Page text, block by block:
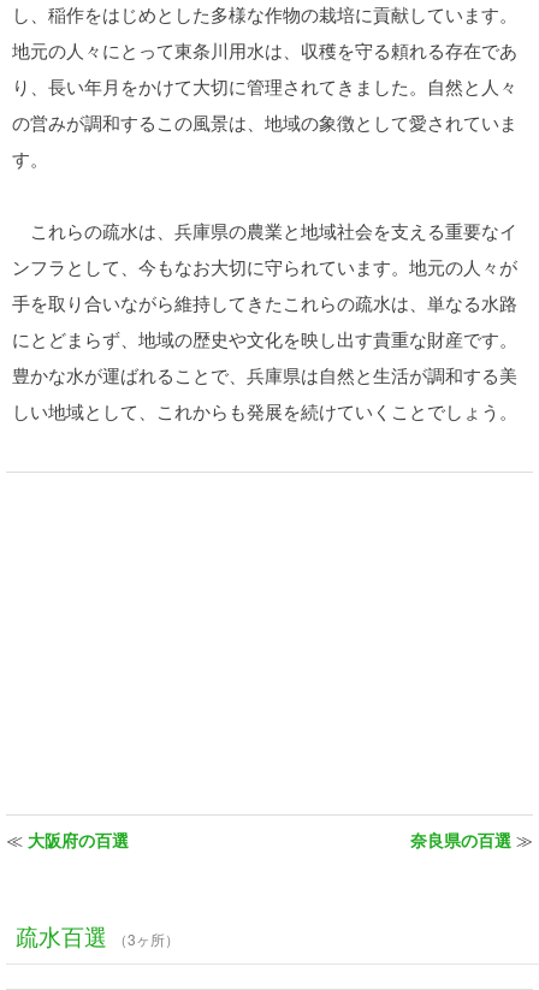
し、稲作をはじめとした多様な作物の栽培に貢献しています。
地元の人々にとって東条川用水は、収穫を守る頼れる存在であ
り、長い年月をかけて大切に管理されてきました。自然と人々
の営みが調和するこの風景は、地域の象徴として愛されていま
す。
これらの疏水は、兵庫県の農業と地域社会を支える重要なイ
ンフラとして、今もなお大切に守られています。地元の人々が
手を取り合いながら維持してきたこれらの疏水は、単なる水路
にとどまらず、地域の歴史や文化を映し出す貴重な財産です。
豊かな水が運ばれることで、兵庫県は自然と生活が調和する美
しい地域として、これからも発展を続けていくことでしょう。
≪ 大阪府の百選 奈良県の百選 ≫
疏水百選 （3ヶ所）